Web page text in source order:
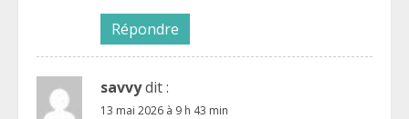
Répondre
savvydit :
13 mai 2026 à 9 h 43 min